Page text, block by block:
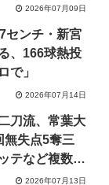
2026年07月09日
センチ・新宮
、166球熱投
で」
2026年07月14日
刀流、常葉大
無失点5奪三
テなど複数球
2026年07月13日